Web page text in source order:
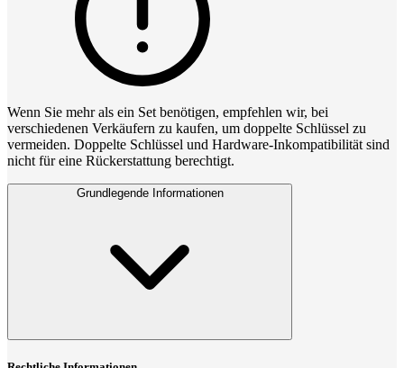
Wenn Sie mehr als ein Set benötigen, empfehlen wir, bei
verschiedenen Verkäufern zu kaufen, um doppelte Schlüssel zu
vermeiden. Doppelte Schlüssel und Hardware‑Inkompatibilität sind
nicht für eine Rückerstattung berechtigt.
Grundlegende Informationen